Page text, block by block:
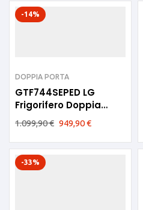
-14%
DOPPIA PORTA
GTF744SEPED LG
Frigorifero Doppia
Porta 78cm Sabbia E
1.099,90€ 949,90€
-33%